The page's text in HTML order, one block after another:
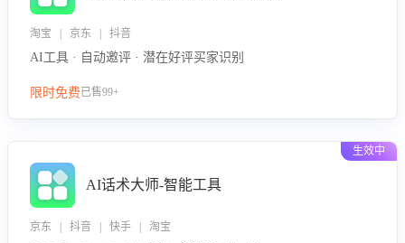
淘宝 | 京东 | 抖音
AI工具 · 自动邀评 · 潜在好评买家识别
限时免费已售99+
生效中
AI话术大师-智能工具
京东 | 抖音 | 快手 | 淘宝